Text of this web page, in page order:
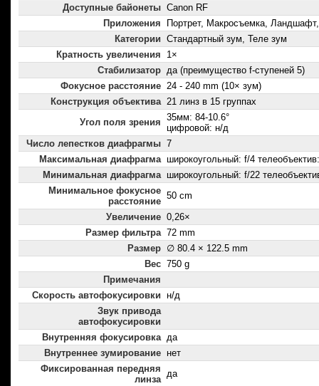
Доступные байонеты Canon RF
Приложения
Портрет, Макросъемка,
Категории Стандартный зум, Теле зум
Кратность увеличения
1×
Стабилизатор да (преимущество f-ступеней 5)
Фокусное расстояние 24 - 240 mm (10× зум)
Конструкция объектива 21 линз в 15 группах
Угол поля зрения 35мм: 84-10.6°
цифровой: н/д
Число лепестков диафрагмы 7
Максимальная диафрагма широкоугольный: f/4
Минимальная диафрагма широкоугольный: f/22
Минимальное фокусное
расстояние
50 cm
Увеличение 0,26×
Размер фильтра 72 mm
Размер ∅ 80.4 × 122.5 mm
Вес 750 g
Примечания
Скорость автофокусировки н/д
Звук привода
автофокусировки
Внутренняя фокусировка да
Внутреннее зумирование нет
Фиксированная передняя
линза
да